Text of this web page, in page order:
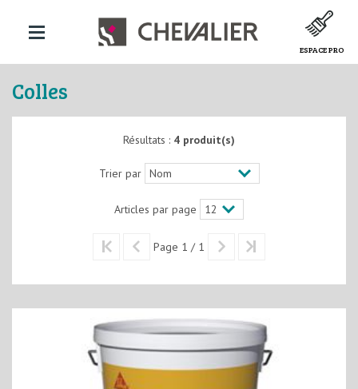
ESPACE PRO
Colles
Résultats : 4 produit(s)
Trier par
Articles par page
Page 1 / 1